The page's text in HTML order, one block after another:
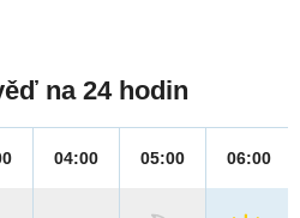
na 24 hodin
04:00 05:00 06:00